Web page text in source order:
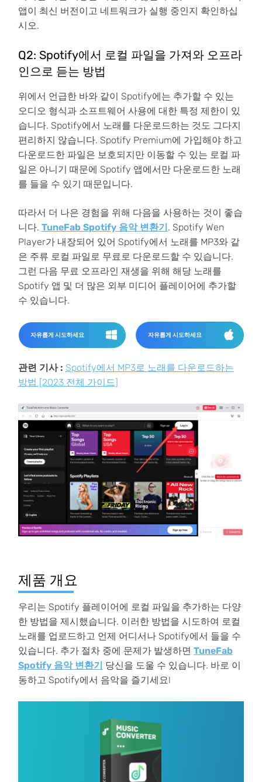
앱이 최신 버전이고 네트워크가 실행 중인지 확인하십
시오.
Q2: Spotify에서 로컬 파일을 가져와 오프라
인으로 듣는 방법
위에서 언급한 바와 같이 Spotify에는 추가할 수 있는
오디오 형식과 소프트웨어 사용에 대한 특정 제한이 있
습니다. Spotify에서 노래를 다운로드하는 것도 그다지
편리하지 않습니다. Spotify Premium에 가입해야 하고
다운로드한 파일은 보호되지만 이동할 수 있는 로컬 파
일은 아니기 때문에 Spotify 앱에서만 다운로드한 노래
를 들을 수 있기 때문입니다.
따라서 더 나은 경험을 위해 다음을 사용하는 것이 좋습
니다. TuneFab Spotify 음악 변환기. Spotify Wen
Player가 내장되어 있어 Spotify에서 노래를 MP3와 같
은 주류 로컬 파일로 무료로 다운로드할 수 있습니다.
그런 다음 무료 오프라인 재생을 위해 해당 노래를
Spotify 앱 및 더 많은 외부 미디어 플레이어에 추가할
수 있습니다.
자유롭게 시도하세요 자유롭게 시도하세요
관련 기사 : Spotify에서 MP3로 노래를 다운로드하는
방법 [2023 전체 가이드]
제품 개요
우리는 Spotify 플레이어에 로컬 파일을 추가하는 다양
한 방법을 제시했습니다. 이러한 방법을 시도하여 로컬
노래를 업로드하고 언제 어디서나 Spotify에서 들을 수
있습니다. 추가 절차 중에 문제가 발생하면 TuneFab
Spotify 음악 변환기 당신을 도울 수 있습니다. 바로 이
동하고 Spotify에서 음악을 즐기세요!